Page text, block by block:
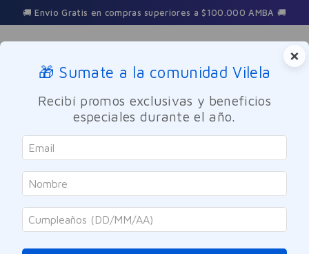
🚚 Envío Gratis en compras superiores a $100.000 AMBA 🚚
Buscar
×
🎁 Sumate a la comunidad Vilela
Recibí promos exclusivas y beneficios
especiales durante el año.